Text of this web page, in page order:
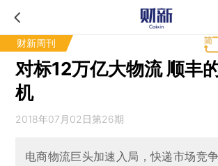
财新周刊
对标12万亿大物流 顺丰
机
2018年07月02日第26期
电商物流巨头加速入局，快递市场竞